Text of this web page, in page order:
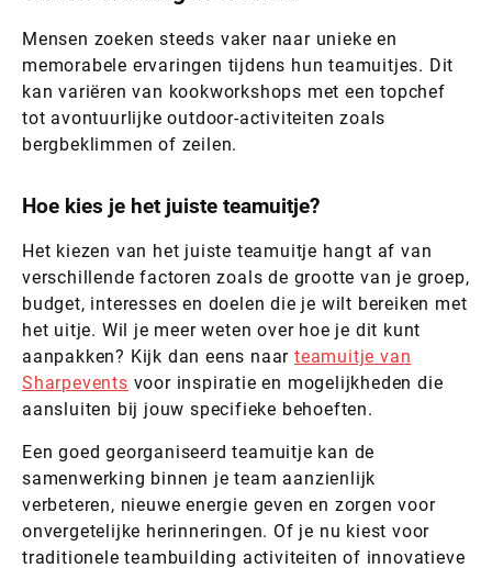
Mensen zoeken steeds vaker naar unieke en
memorabele ervaringen tijdens hun teamuitjes. Dit
kan variëren van kookworkshops met een topchef
tot avontuurlijke outdoor-activiteiten zoals
bergbeklimmen of zeilen.
Hoe kies je het juiste teamuitje?
Het kiezen van het juiste teamuitje hangt af van
verschillende factoren zoals de grootte van je groep,
budget, interesses en doelen die je wilt bereiken met
het uitje. Wil je meer weten over hoe je dit kunt
aanpakken? Kijk dan eens naarteamuitje van
Sharpevents voor inspiratie en mogelijkheden die
aansluiten bij jouw specifieke behoeften.
Een goed georganiseerd teamuitje kan de
samenwerking binnen je team aanzienlijk
verbeteren, nieuwe energie geven en zorgen voor
onvergetelijke herinneringen. Of je nu kiest voor
traditionele teambuilding activiteiten of innovatieve